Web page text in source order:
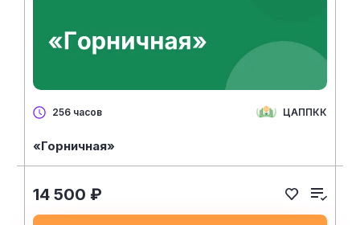
256 часов ЦАППКК
«Горничная»
14 500 ₽